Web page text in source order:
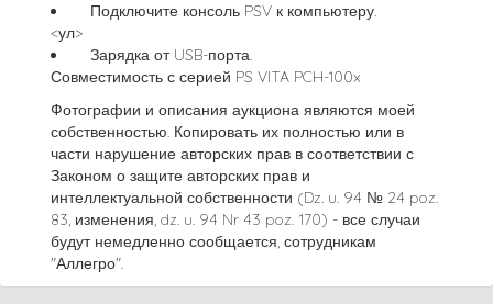
Подключите консоль PSV к компьютеру.
<ул>
Зарядка от USB-порта.
Совместимость с серией PS VITA PCH-100x
Фотографии и описания аукциона являются моей
собственностью. Копировать их полностью или в
части нарушение авторских прав в соответствии с
Законом о защите авторских прав и
интеллектуальной собственности (Dz. u. 94 № 24 poz.
83, изменения, dz. u. 94 Nr 43 poz. 170) - все случаи
будут немедленно сообщается, сотрудникам
"Аллегро".